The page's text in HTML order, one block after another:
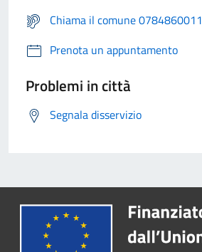
Chiama il comune 0784860011
Prenota un appuntamento
Problemi in città
Segnala disservizio